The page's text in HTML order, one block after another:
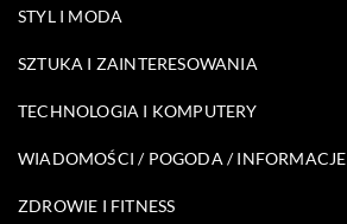
STYL I MODA
SZTUKA I ZAINTERESOWANIA
TECHNOLOGIA I KOMPUTERY
WIADOMOŚCI / POGODA / INFORMACJE
ZDROWIE I FITNESS